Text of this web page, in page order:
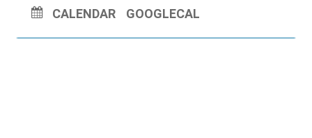
CALENDAR GOOGLECAL